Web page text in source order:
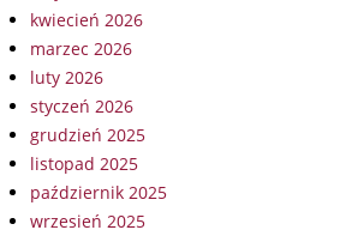
kwiecień 2026
marzec 2026
luty 2026
styczeń 2026
grudzień 2025
listopad 2025
październik 2025
wrzesień 2025